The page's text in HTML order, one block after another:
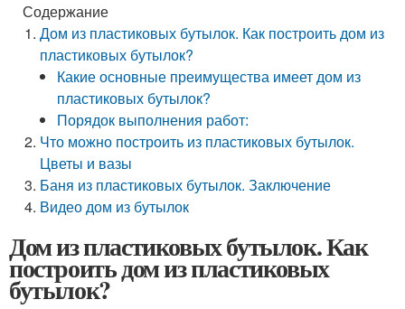
Содержание
Дом из пластиковых бутылок. Как построить дом из
пластиковых бутылок?
Какие основные преимущества имеет дом из
пластиковых бутылок?
Порядок выполнения работ:
Что можно построить из пластиковых бутылок.
Цветы и вазы
Баня из пластиковых бутылок. Заключение
Видео дом из бутылок
Дом из пластиковых бутылок. Как
построить дом из пластиковых
бутылок?